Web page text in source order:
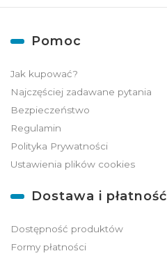
Linki w stopce
Pomoc
Jak kupować?
Najczęściej zadawane pytania
Bezpieczeństwo
Regulamin
Polityka Prywatności
Ustawienia plików cookies
Dostawa i płatność
Dostępność produktów
Formy płatności